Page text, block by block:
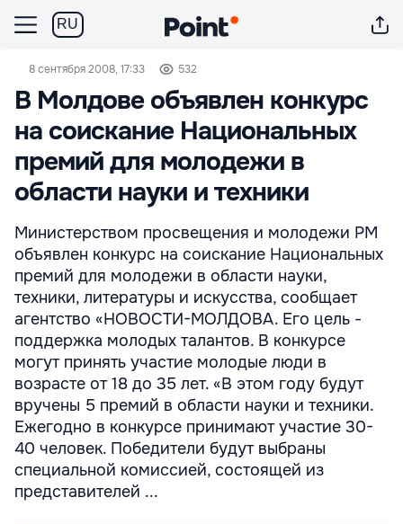
RU
8 сентября 2008, 17:33 532
В Молдове объявлен конкурс
на соискание Национальных
премий для молодежи в
области науки и техники
Министерством просвещения и молодежи РМ
объявлен конкурс на соискание Национальных
премий для молодежи в области науки,
техники, литературы и искусства, сообщает
агентство «НОВОСТИ-МОЛДОВА. Его цель -
поддержка молодых талантов. В конкурсе
могут принять участие молодые люди в
возрасте от 18 до 35 лет. «В этом году будут
вручены 5 премий в области науки и техники.
Ежегодно в конкурсе принимают участие 30-
40 человек. Победители будут выбраны
специальной комиссией, состоящей из
представителей ...